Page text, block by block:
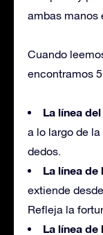
ambas manos
Cuando
encontramos
La línea del
a lo largo de
dedos.
La línea de
extiende
Refleja la
La línea de